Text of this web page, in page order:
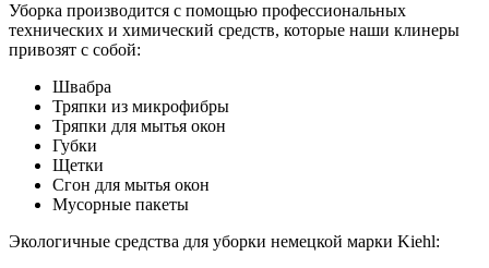
Уборка производится с помощью профессиональных
технических и химический средств, которые наши клинеры
привозят с собой:
Швабра
Тряпки из микрофибры
Тряпки для мытья окон
Губки
Щетки
Сгон для мытья окон
Мусорные пакеты
Экологичные средства для уборки немецкой марки Kiehl: